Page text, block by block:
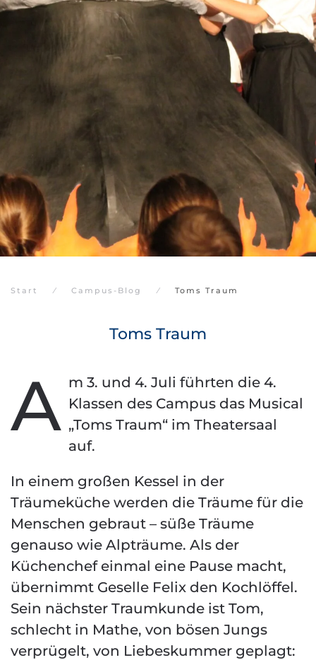
Start Campus-Blog Toms Traum
Toms Traum
A m 3. und 4. Juli führten die 4.
Klassen des Campus das Musical
„Toms Traum“ im Theatersaal
auf.
In einem großen Kessel in der
Träumeküche werden die Träume für die
Menschen gebraut – süße Träume
genauso wie Alpträume. Als der
Küchenchef einmal eine Pause macht,
übernimmt Geselle Felix den Kochlöffel.
Sein nächster Traumkunde ist Tom,
schlecht in Mathe, von bösen Jungs
verprügelt, von Liebeskummer geplagt: